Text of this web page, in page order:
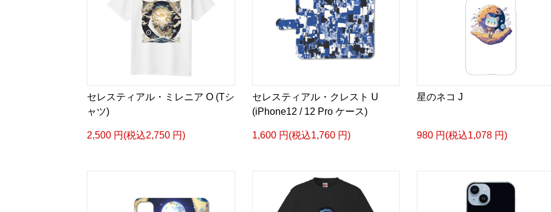
セレスティアル・ミレニア O (Tシ
ャツ)
2,500 円(税込2,750 円)
セレスティアル・クレスト U
(iPhone12 / 12 Pro ケース)
1,600 円(税込1,760 円)
星のネコ J
980 円(税込1,078 円)